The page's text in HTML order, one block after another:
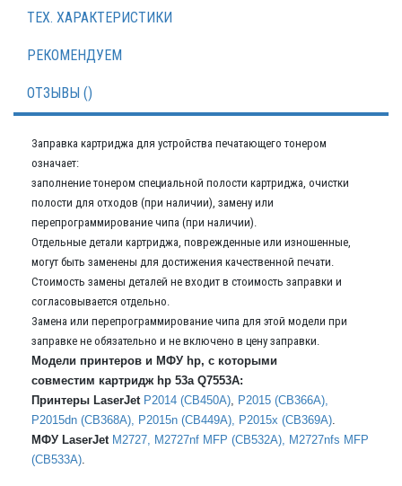
ТЕХ. ХАРАКТЕРИСТИКИ
РЕКОМЕНДУЕМ
ОТЗЫВЫ ()
Заправка картриджа для устройства печатающего тонером
означает:
заполнение тонером специальной полости картриджа, очистки
полости для отходов (при наличии), замену или
перепрограммирование чипа (при наличии).
Отдельные детали картриджа, поврежденные или изношенные,
могут быть заменены для достижения качественной печати.
Стоимость замены деталей не входит в стоимость заправки и
согласовывается отдельно.
Замена или перепрограммирование чипа для этой модели при
заправке не обязательно и не включено в цену заправки.
Модели принтеров и МФУ hp, с которыми
совместим картридж hp 53a Q7553A:
Принтеры LaserJet P2014 (CB450A) P2015 (CB366A),
P2015dn (CB368A), P2015n (CB449A), P2015x (CB369A)
МФУ LaserJet M2727, M2727nf MFP (CB532A), M2727nfs MFP
(CB533A)